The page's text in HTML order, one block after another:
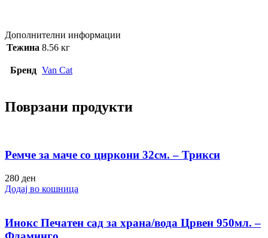
Дополнителни информации
Тежина 8.56 кг
Бренд Van Cat
Поврзани продукти
Ремче за маче со циркони 32см. – Трикси
280 ден
Додај во кошница
Инокс Печатен сад за храна/вода Црвен 950мл. –